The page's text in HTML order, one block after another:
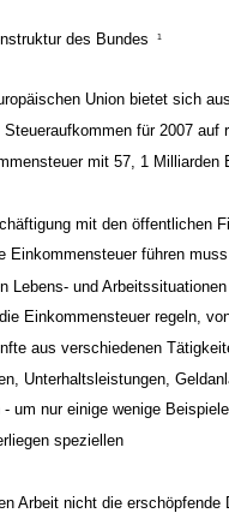
des Bundes 1
Union bietet sich
für 2007 auf
mit 57, 1 Milliarden
mit den öffentlichen
Einkommensteuer führen
Lebens- und
Einkommensteuer regeln,
aus verschiedenen
Unterhaltsleistungen,
um nur einige wenige
speziellen
Arbeit nicht die erschöpfende